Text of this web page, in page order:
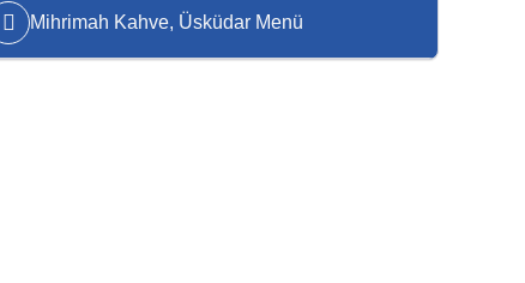
Mihrimah Kahve, Üsküdar Menü